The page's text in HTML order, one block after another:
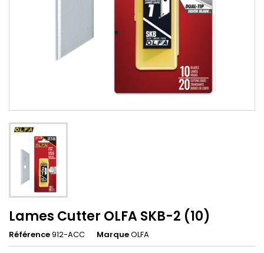
Lames Cutter OLFA SKB-2 (10)
Référence912-ACC MarqueOLFA